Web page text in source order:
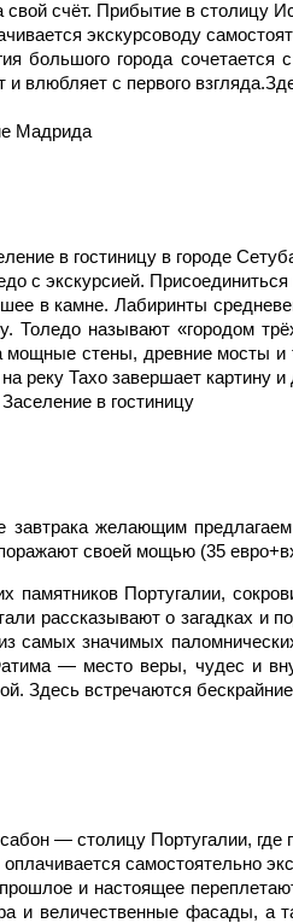
свой счёт. Прибытие в столицу
экскурсоводу
большого города
влюбляет с первого
Мадрида
в гостиницу в городе
с экскурсией.
в камне. Лабиринты
Толедо называют «городом
мощные стены, древние мосты
реку Тахо завершает
в гостиницу
желающим
своей мощью (35
Португалии,
рассказывают о загадках
самых значимых
— место веры, чудес и
Здесь встречаются
— столицу Португалии,
самостоятельно
и настоящее
и величественные фасады,